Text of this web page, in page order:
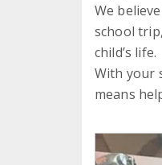
We
school
child’s life.
With your
means